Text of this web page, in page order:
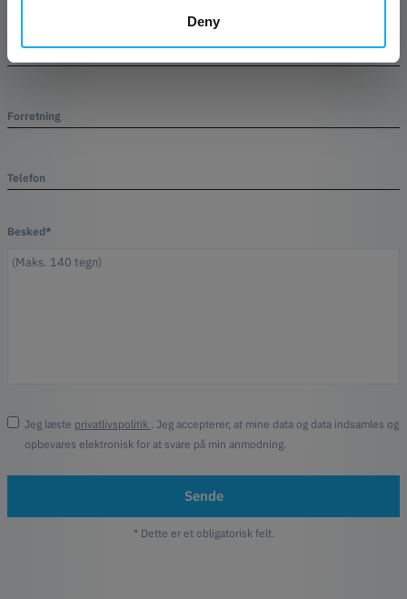
Deny
E-mail*
Forretning
Telefon
Besked*
Jeg læste privatlivspolitik
. Jeg accepterer, at mine data og data indsamles og
opbevares elektronisk for at svare på min anmodning.
Sende
* Dette er et obligatorisk felt.